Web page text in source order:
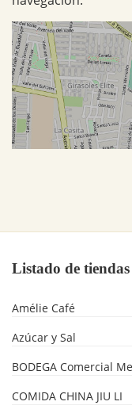
Listado de
Amélie Café
Azúcar y Sal
BODEGA Comercial
COMIDA CHINA JIU LI